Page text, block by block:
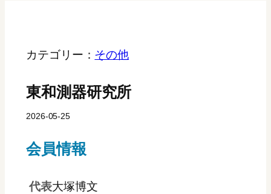
カテゴリー： その他
東和測器研究所
2026-05-25
会員情報
代表大塚博文